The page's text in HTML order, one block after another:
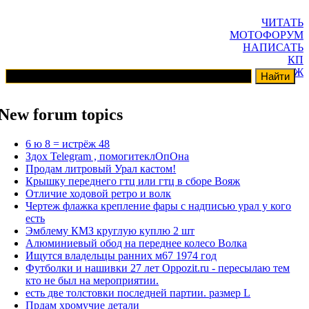
ЧИТАТЬ
МОТОФОРУМ
НАПИСАТЬ
КП
ГАРАЖ
forum topics
6 ю 8 = истрёж 48
Здох Telegram , помогитеклОпОна
Продам литровый Урал кастом!
Крышку переднего гтц или гтц в сборе Вояж
Отличие ходовой ретро и волк
Чертеж флажка крепление фары с надписью урал у кого
есть
Эмблему КМЗ круглую куплю 2 шт
Алюминиевый обод на переднее колесо Волка
Ищутся владельцы ранних м67 1974 год
Футболки и нашивки 27 лет Oppozit.ru - пересылаю тем
кто не был на мероприятии.
есть две толстовки последней партии. размер L
Прдам хромучие детали